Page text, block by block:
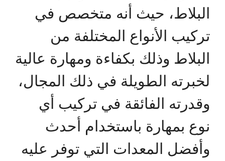
البلاط، حيث أنه متخصص في
تركيب الأنواع المختلفة من
البلاط وذلك بكفاءة ومهارة عالية
لخبرته الطويلة في ذلك المجال،
وقدرته الفائقة في تركيب أي
نوع بمهارة باستخدام أحدث
وأفضل المعدات التي توفر عليه